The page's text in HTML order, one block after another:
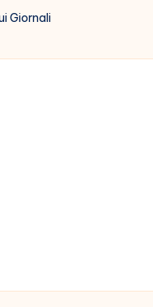
Giornali